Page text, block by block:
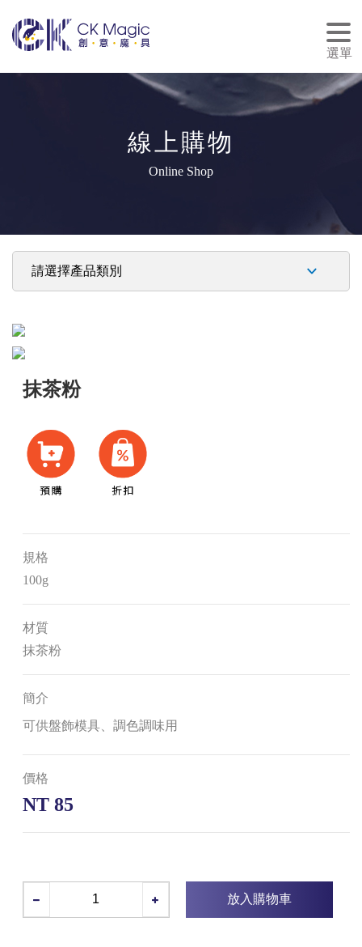
選單
線上購物
Online Shop
抹茶粉
規格
100g
材質
抹茶粉
簡介
可供盤飾模具、調色調味用
價格
NT 85
放入購物車